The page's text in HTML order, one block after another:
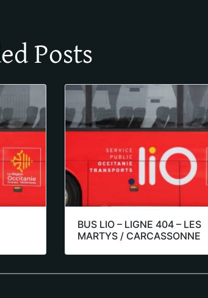
Posts
BUS LIO – LIGNE 404 – LES
MARTYS / CARCASSONNE